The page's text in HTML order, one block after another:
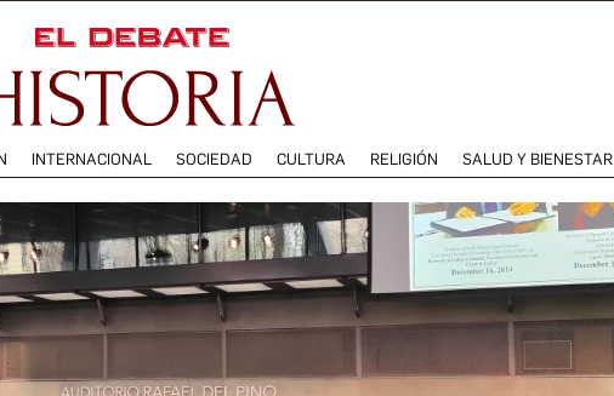
INTERNACIONAL SOCIEDAD CULTURA RELIGIÓN SALUD Y BIENESTAR